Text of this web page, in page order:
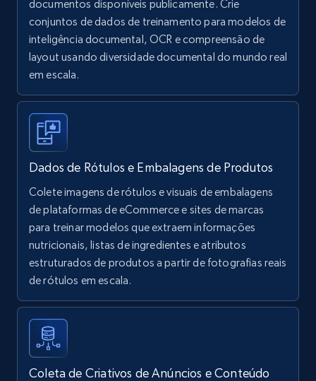
documentos disponíveis publicamente. Crie
conjuntos de dados de treinamento para modelos de
inteligência documental, OCR e compreensão de
layout usando diversidade documental do mundo real
em escala.
Dados de Rótulos e Embalagens de Produtos
Colete imagens de rótulos e visuais de embalagens
de plataformas de eCommerce e sites de marcas
para treinar modelos que extraem informações
nutricionais, listas de ingredientes e atributos
estruturados de produtos a partir de fotografias reais
de rótulos em escala.
Coleta de Criativos de Anúncios e Conteúdo